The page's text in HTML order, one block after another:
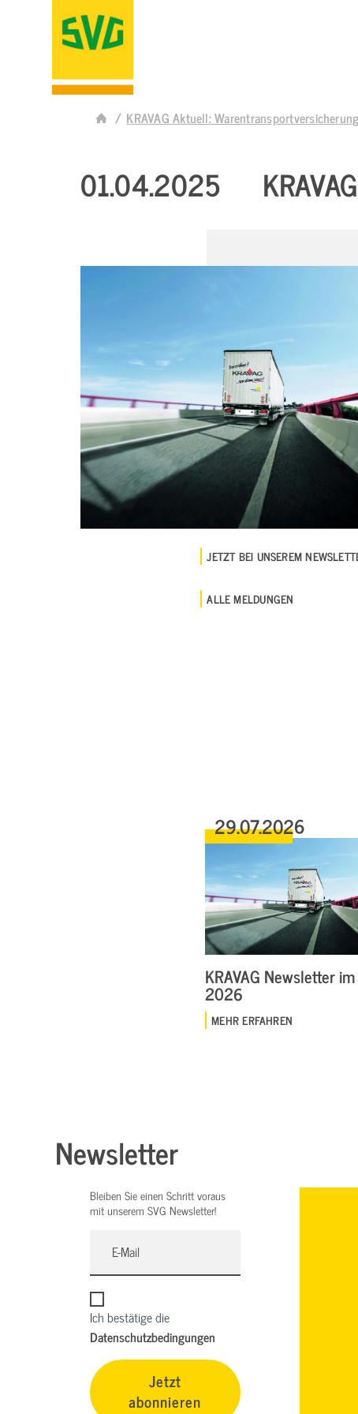
KRAVAG Aktuell: Warentransportversicherung
01.04.2025
JETZT BEI UNSEREM
ALLE MELDUNGEN
29.07.2026
KRAVAG Newsletter
2026
MEHR ERFAHREN
Newsletter
Bleiben Sie einen Schritt voraus
mit unserem SVG Newsletter!
Ich bestätige die
Datenschutzbedingungen
Jetzt
abonnieren